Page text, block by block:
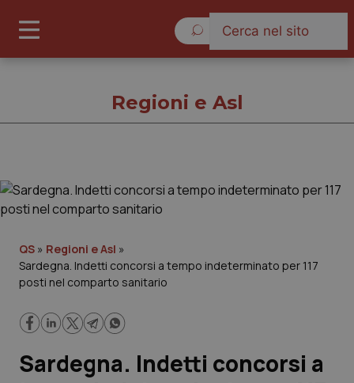
Governo e Parlamento
Regioni e Asl
Lavoro e Professioni
Regioni e Asl
QS » Regioni e Asl »
Sardegna. Indetti concorsi a tempo indeterminato per 117
posti nel comparto sanitario
Sardegna. Indetti concorsi a